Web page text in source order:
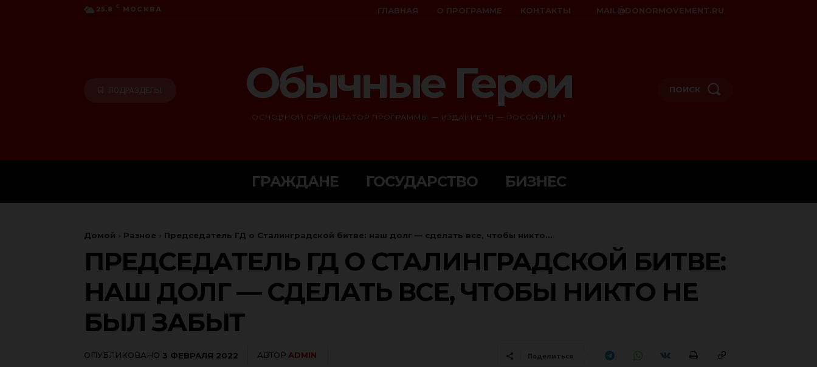
25.8 C МОСКВА ГЛАВНАЯ О ПРОГРАММЕ КОНТАКТЫ MAIL@DONORMOVEMENT.RU
ПОДРАЗДЕЛЫ Обычные Герои
ОСНОВНОЙ ОРГАНИЗАТОР ПРОГРАММЫ — ИЗДАНИЕ "Я — РОССИЯНИН"
ПОИСК
ГРАЖДАНЕ ГОСУДАРСТВО БИЗНЕС
Домой Разное Председатель ГД о Сталинградской битве: наш долг — сделать все, чтобы никто...
ПРЕДСЕДАТЕЛЬ ГД О СТАЛИНГРАДСКОЙ БИТВЕ:
НАШ ДОЛГ — СДЕЛАТЬ ВСЕ, ЧТОБЫ НИКТО НЕ
БЫЛ ЗАБЫТ
ОПУБЛИКОВАНО 3 ФЕВРАЛЯ 2022 АВТОР ADMIN Поделиться